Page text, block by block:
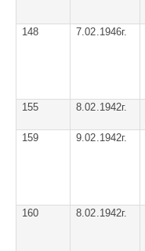
148
7.02.1946г.
155
8.02.1942г.
159
9.02.1942г.
160
8.02.1942г.